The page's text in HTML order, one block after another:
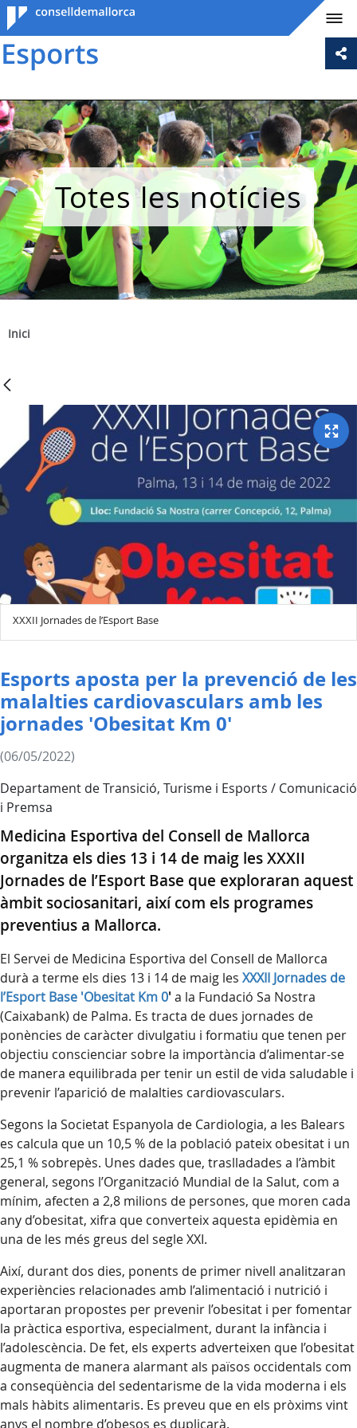
Consell de
Mallorca
Totes les notícies
Inici
XXXII Jornades de l’Esport Base
Esports aposta per la prevenció de les
malalties cardiovasculars amb les
jornades 'Obesitat Km 0'
(06/05/2022)
Departament de Transició, Turisme i Esports / Comunicació
i Premsa
Medicina Esportiva del Consell de Mallorca
organitza els dies 13 i 14 de maig les XXXII
Jornades de l’Esport Base que exploraran aquest
àmbit sociosanitari, així com els programes
preventius a Mallorca.
El Servei de Medicina Esportiva del Consell de Mallorca
durà a terme els dies 13 i 14 de maig les XXXII Jornades de
l’Esport Base 'Obesitat Km 0' a la Fundació Sa Nostra
(Caixabank) de Palma. Es tracta de dues jornades de
ponències de caràcter divulgatiu i formatiu que tenen per
objectiu conscienciar sobre la importància d’alimentar-se
de manera equilibrada per tenir un estil de vida saludable i
prevenir l’aparició de malalties cardiovasculars.
Segons la Societat Espanyola de Cardiologia, a les Balears
es calcula que un 10,5 % de la població pateix obesitat i un
25,1 % sobrepès. Unes dades que, traslladades a l’àmbit
general, segons l’Organització Mundial de la Salut, com a
mínim, afecten a 2,8 milions de persones, que moren cada
any d’obesitat, xifra que converteix aquesta epidèmia en
una de les més greus del segle XXI.
Així, durant dos dies, ponents de primer nivell analitzaran
experiències relacionades amb l’alimentació i nutrició i
aportaran propostes per prevenir l’obesitat i per fomentar
la pràctica esportiva, especialment, durant la infància i
l’adolescència. De fet, els experts adverteixen que l’obesitat
augmenta de manera alarmant als països occidentals com
a conseqüència del sedentarisme de la vida moderna i els
mals hàbits alimentaris. Es preveu que en els pròxims vint
anys el nombre d’obesos es duplicarà.